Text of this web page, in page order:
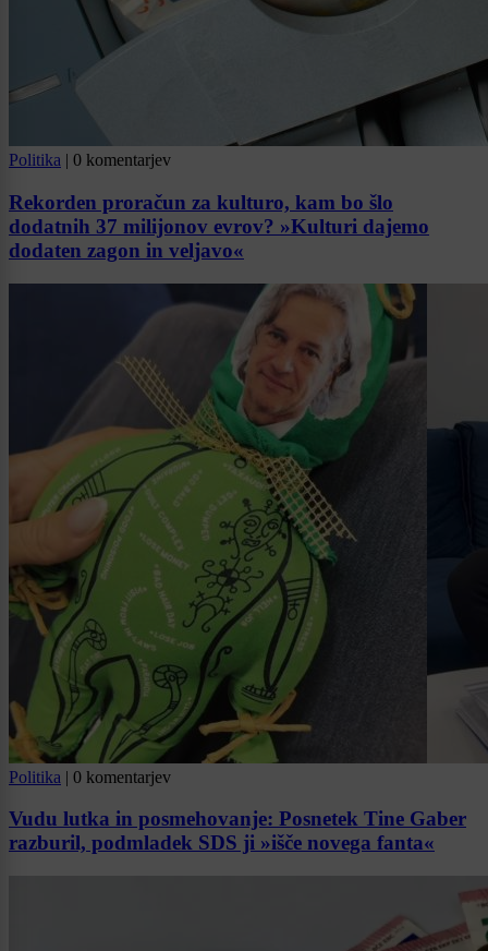
Politika | 0 komentarjev
Rekorden proračun za kulturo, kam bo šlo
dodatnih 37 milijonov evrov? »Kulturi dajemo
dodaten zagon in veljavo«
Politika | 0 komentarjev
Vudu lutka in posmehovanje: Posnetek Tine Gaber
razburil, podmladek SDS ji »išče novega fanta«